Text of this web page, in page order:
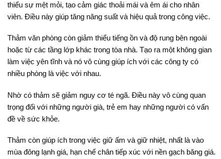
thiểu sự mệt mỏi, tạo cảm giác thoải mái và êm ái cho nhân
viên. Điều này giúp tăng năng suất và hiệu quả trong công việc.
Thảm văn phòng còn giảm thiểu tiếng ồn và độ rung bên ngoài
hoặc từ các tầng lớp khác trong tòa nhà. Tạo ra một không gian
làm việc yên tĩnh và nó vô cùng giúp ích với các công ty có
nhiều phòng là việc với nhau.
Nhờ có thảm sẽ giảm nguy cơ té ngã. Điều này vô cùng quan
trọng đối với những người già, trẻ em hay những người có vấn
đề về sức khỏe.
Thảm còn giúp ích trong việc giữ ấm và giữ nhiệt, nhất là vào
mùa đông lạnh giá, hạn chế chân tiếp xúc với nền gạch băng giá.